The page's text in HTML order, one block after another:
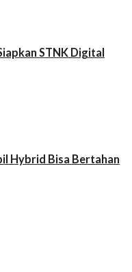
STNK Digital
Hybrid Bisa Bertahan